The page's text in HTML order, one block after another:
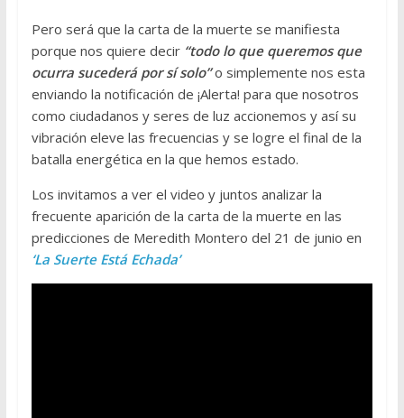
Pero será que la carta de la muerte se manifiesta
porque nos quiere decir “todo lo que queremos que
ocurra sucederá por sí solo”o simplemente nos esta
enviando la notificación de ¡Alerta! para que nosotros
como ciudadanos y seres de luz accionemos y así su
vibración eleve las frecuencias y se logre el final de la
batalla energética en la que hemos estado.
Los invitamos a ver el video y juntos analizar la
frecuente aparición de la carta de la muerte en las
predicciones de Meredith Montero del 21 de junio en
‘La Suerte Está Echada’